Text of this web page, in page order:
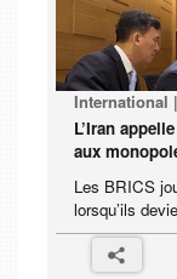
International
L’Iran
aux
Les BRICS
lorsqu’ils